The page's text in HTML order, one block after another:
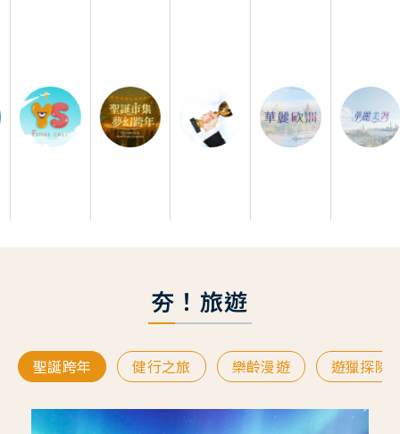
夯！旅遊
聖誕跨年 健行之旅 樂齡漫遊 遊獵探險